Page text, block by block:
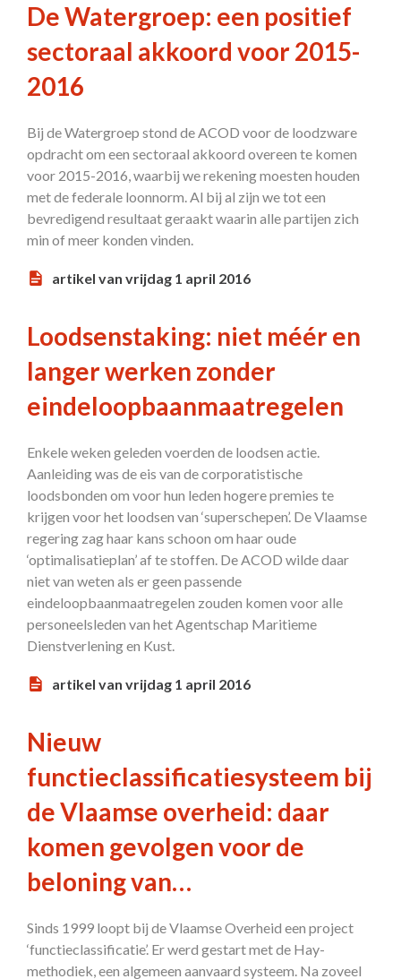
De Watergroep: een positief
sectoraal akkoord voor 2015-
2016
Bij de Watergroep stond de ACOD voor de loodzware
opdracht om een sectoraal akkoord overeen te komen
voor 2015-2016, waarbij we rekening moesten houden
met de federale loonnorm. Al bij al zijn we tot een
bevredigend resultaat geraakt waarin alle partijen zich
min of meer konden vinden.
artikel van vrijdag 1 april 2016
Loodsenstaking: niet méér en
langer werken zonder
eindeloopbaanmaatregelen
Enkele weken geleden voerden de loodsen actie.
Aanleiding was de eis van de corporatistische
loodsbonden om voor hun leden hogere premies te
krijgen voor het loodsen van ‘superschepen’. De Vlaamse
regering zag haar kans schoon om haar oude
‘optimalisatieplan’ af te stoffen. De ACOD wilde daar
niet van weten als er geen passende
eindeloopbaanmaatregelen zouden komen voor alle
personeelsleden van het Agentschap Maritieme
Dienstverlening en Kust.
artikel van vrijdag 1 april 2016
Nieuw
functieclassificatiesysteem bij
de Vlaamse overheid: daar
komen gevolgen voor de
beloning van…
Sinds 1999 loopt bij de Vlaamse Overheid een project
‘functieclassificatie’. Er werd gestart met de Hay-
methodiek, een algemeen aanvaard systeem. Na zoveel